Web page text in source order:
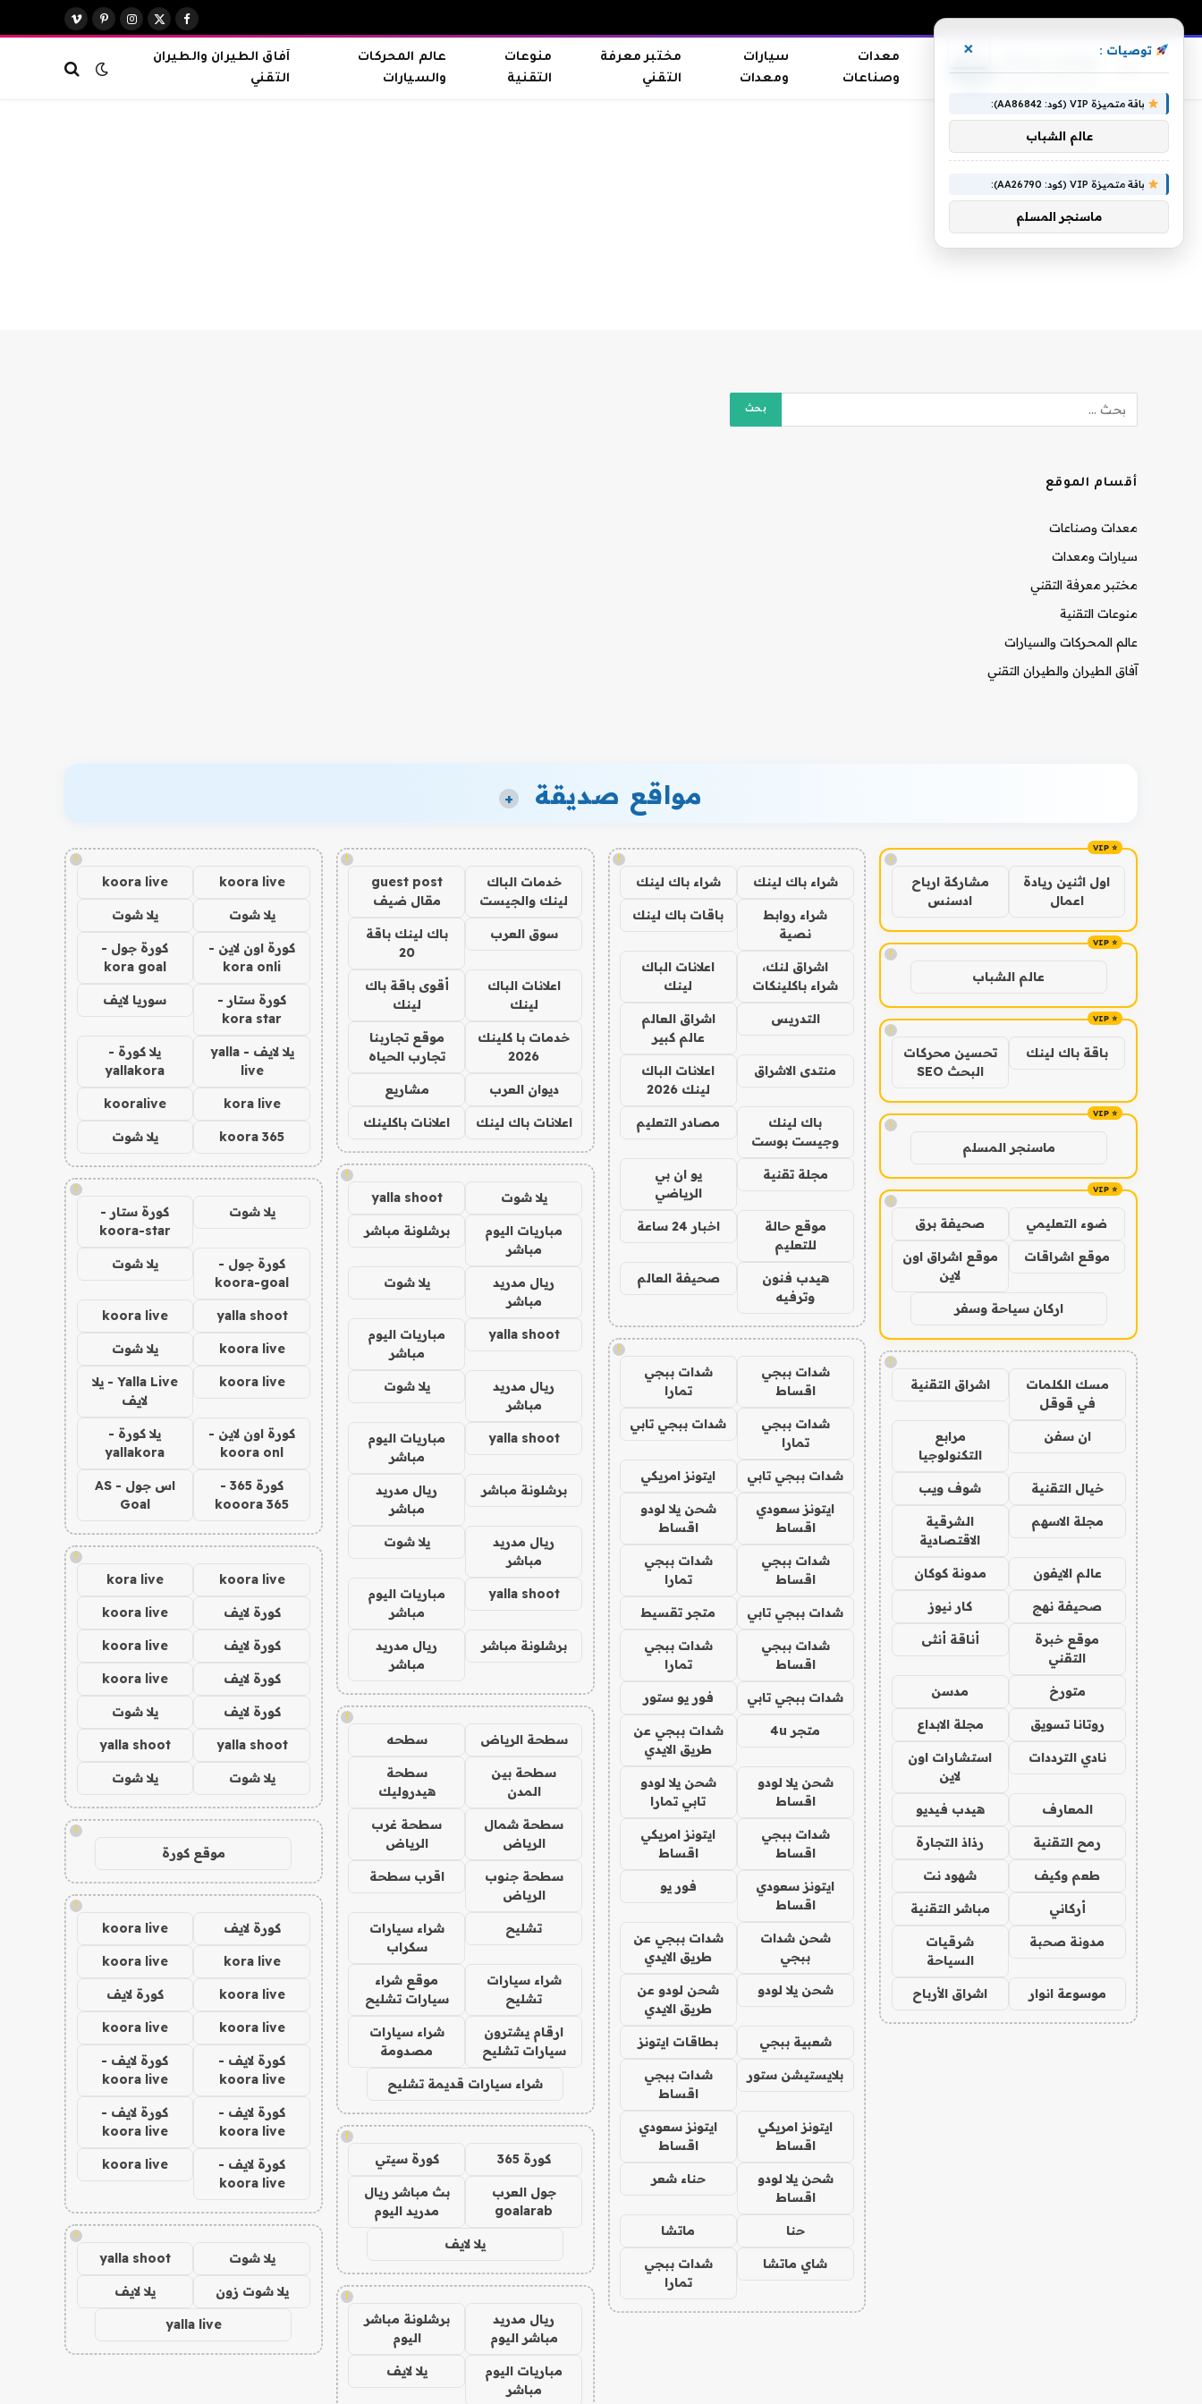
فيسبوك
X
الانستغرامبينتيريست
فيميو
معدات
وصناعات
سيارات
ومعدات
مختبر معرفة
التقني
منوعات
التقنية
عالم المحركات
والسيارات
آفاق الطيران والطيران
التقني
فواصل
أقسام الموقع
معدات وصناعات
سيارات ومعدات
مختبر معرفة التقني
منوعات التقنية
عالم المحركات والسيارات
آفاق الطيران والطيران التقني
مواقع صديقة +
!
اول اثنين ريادة
اعمال
مشاركة ارباح
ادسنس
!
عالم الشباب
!
باقة باك لينك
تحسين محركات
البحث SEO
!
ماسنجر المسلم
!
ضوء التعليمي صحيفة برق
موقع اشراقات
موقع اشراق اون
لاين
اركان سياحة وسفر
!
مسك الكلمات
في قوقل
اشراق التقنية
ان سفن
مرابع
التكنولوجيا
خيال التقنية شوف ويب
مجلة الاسهم
الشرقية
الاقتصادية
عالم الايفون مدونة كوكان
صحيفة نهج كار نيوز
موقع خبرة
التقني
أناقة أنثى
متورخ مدسن
روتانا تسويق مجلة الابداع
نادي الترددات
استشارات اون
لاين
المعارف هيدب فيديو
رمح التقنية رذاذ التجارة
طعم وكيف شهود نت
أركاني مباشر التقنية
مدونة صحبة
شرقيات
السياحة
موسوعة انوار اشراق الأرباح
!
شراء باك لينك شراء باك لينك
شراء روابط
نصية
باقات باك لينك
اشراق لنك،
شراء باكلينكات
اعلانات الباك
لينك
التدريس
اشراق العالم
عالم كبير
منتدى الاشراق
اعلانات الباك
لينك 2026
باك لينك
وجيست بوست
مصادر التعليم
مجلة تقنية
يو ان بي
الرياضي
موقع حالة
للتعليم
اخبار 24 ساعة
هيدب فنون
وترفيه
صحيفة العالم
!
شدات ببجي
اقساط
شدات ببجي
تمارا
شدات ببجي
تمارا
شدات ببجي تابي
شدات ببجي تابي ايتونز امريكي
ايتونز سعودي
اقساط
شحن يلا لودو
اقساط
شدات ببجي
اقساط
شدات ببجي
تمارا
شدات ببجي تابي متجر تقسيط
شدات ببجي
اقساط
شدات ببجي
تمارا
شدات ببجي تابي فور يو ستور
متجر 4u
شدات ببجي عن
طريق الايدي
شحن يلا لودو
اقساط
شحن يلا لودو
تابي تمارا
شدات ببجي
اقساط
ايتونز امريكي
اقساط
ايتونز سعودي
اقساط
فور يو
شحن شدات
ببجي
شدات ببجي عن
طريق الايدي
شحن يلا لودو
شحن لودو عن
طريق الايدي
شعبية ببجي بطاقات ايتونز
بلايستيشن ستور
شدات ببجي
اقساط
ايتونز امريكي
اقساط
ايتونز سعودي
اقساط
شحن يلا لودو
اقساط
حناء شعر
حنا ماتشا
شاي ماتشا
شدات ببجي
تمارا
!
خدمات الباك
لينك والجيست
guest post
مقال ضيف
سوق العرب
باك لينك باقة
20
اعلانات الباك
لينك
أقوى باقة باك
لينك
خدمات با كلينك
2026
موقع تجاربنا
تجارب الحياه
ديوان العرب مشاريع
اعلانات باك لينك اعلانات باكلينك
!
يلا شوت yalla shoot
مباريات اليوم
مباشر
برشلونة مباشر
ريال مدريد
مباشر
يلا شوت
yalla shoot
مباريات اليوم
مباشر
ريال مدريد
مباشر
يلا شوت
yalla shoot
مباريات اليوم
مباشر
برشلونة مباشر
ريال مدريد
مباشر
ريال مدريد
مباشر
يلا شوت
yalla shoot
مباريات اليوم
مباشر
برشلونة مباشر
ريال مدريد
مباشر
!
سطحة الرياض سطحه
سطحة بين
المدن
سطحة
هيدروليك
سطحة شمال
الرياض
سطحة غرب
الرياض
سطحة جنوب
الرياض
اقرب سطحة
تشليح
شراء سيارات
سكراب
شراء سيارات
تشليح
موقع شراء
سيارات تشليح
ارقام يشترون
سيارات تشليح
شراء سيارات
مصدومة
شراء سيارات قديمة تشليح
!
كورة 365 كورة سيتي
جول العرب
goalarab
بث مباشر ريال
مدريد اليوم
يلا لايف
!
ريال مدريد
مباشر اليوم
برشلونة مباشر
اليوم
مباريات اليوم
مباشر
يلا لايف
!
koora live
koora live
يلا شوت يلا شوت
كورة اون لاين -
kora onli
كورة جول -
kora goal
كورة ستار -
kora star
سوريا لايف
يلا لايف - yalla
live
يلا كورة -
yallakora
kora live
kooralive
koora 365 يلا شوت
!
يلا شوت
كورة ستار -
koora-star
كورة جول -
koora-goal
يلا شوت
yalla shoot
koora live
koora live يلا شوت
koora live
Yalla Live - يلا
لايف
كورة اون لاين -
koora onl
يلا كورة -
yallakora
كورة 365 -
kooora 365
اس جول - AS
Goal
!
koora live
kora live
كورة لايف koora live
كورة لايف koora live
كورة لايف koora live
كورة لايف يلا شوت
yalla shoot
yalla shoot
يلا شوت يلا شوت
!
موقع كورة
!
كورة لايف koora live
kora live
koora live
koora live كورة لايف
koora live
koora live
كورة لايف -
koora live
كورة لايف -
koora live
كورة لايف -
koora live
كورة لايف -
koora live
كورة لايف -
koora live
koora live
!
يلا شوت yalla shoot
يلا شوت زون يلا لايف
yalla live
توصيات : ×
باقة متميزة VIP (كود: AA86842):
عالم الشباب
باقة متميزة VIP (كود: AA26790):
ماسنجر المسلم